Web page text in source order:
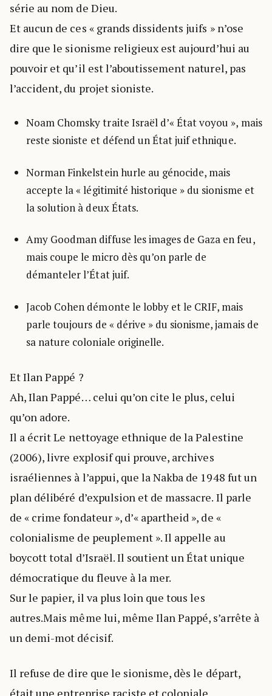
série au nom de Dieu.
Et aucun de ces « grands dissidents juifs » n’ose
dire que le sionisme religieux est aujourd’hui au
pouvoir et qu’il est l’aboutissement naturel, pas
l’accident, du projet sioniste.
Noam Chomsky traite Israël d’« État voyou », mais
reste sioniste et défend un État juif ethnique.
Norman Finkelstein hurle au génocide, mais
accepte la « légitimité historique » du sionisme et
la solution à deux États.
Amy Goodman diffuse les images de Gaza en feu,
mais coupe le micro dès qu’on parle de
démanteler l’État juif.
Jacob Cohen démonte le lobby et le CRIF, mais
parle toujours de « dérive » du sionisme, jamais de
sa nature coloniale originelle.
Et Ilan Pappé ?
Ah, Ilan Pappé… celui qu’on cite le plus, celui
qu’on adore.
Il a écrit Le nettoyage ethnique de la Palestine
(2006), livre explosif qui prouve, archives
israéliennes à l’appui, que la Nakba de 1948 fut un
plan délibéré d’expulsion et de massacre. Il parle
de « crime fondateur », d’« apartheid », de «
colonialisme de peuplement ». Il appelle au
boycott total d’Israël. Il soutient un État unique
démocratique du fleuve à la mer.
Sur le papier, il va plus loin que tous les
autres.Mais même lui, même Ilan Pappé, s’arrête à
un demi-mot décisif.
Il refuse de dire que le sionisme, dès le départ,
était une entreprise raciste et coloniale